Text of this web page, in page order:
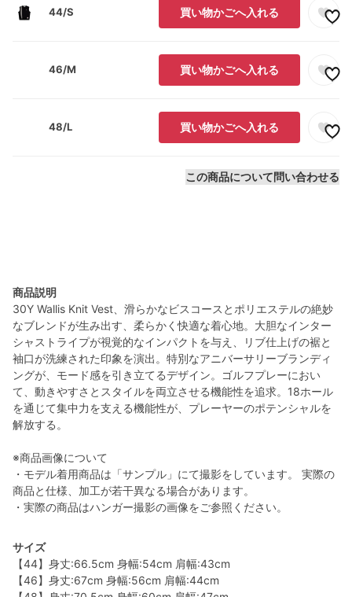
44/S 買い物かごへ入れる
46/M 買い物かごへ入れる
48/L 買い物かごへ入れる
この商品について問い合わせる
商品説明
30Y Wallis Knit Vest、滑らかなビスコースとポリエステルの絶妙
なブレンドが生み出す、柔らかく快適な着心地。大胆なインター
シャストライプが視覚的なインパクトを与え、リブ仕上げの裾と
袖口が洗練された印象を演出。特別なアニバーサリーブランディ
ングが、モード感を引き立てるデザイン。ゴルフプレーにおい
て、動きやすさとスタイルを両立させる機能性を追求。18ホール
を通じて集中力を支える機能性が、プレーヤーのポテンシャルを
解放する。
※商品画像について
・モデル着用商品は「サンプル」にて撮影をしています。 実際の
商品と仕様、加工が若干異なる場合があります。
・実際の商品はハンガー撮影の画像をご参照ください。
サイズ
【44】身丈:66.5cm 身幅:54cm 肩幅:43cm
【46】身丈:67cm 身幅:56cm 肩幅:44cm